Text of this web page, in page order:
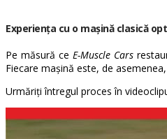
Experiența cu o mașină clasică
Pe măsură ce E-Muscle Cars
Fiecare mașină este, de
Urmăriți întregul proces în